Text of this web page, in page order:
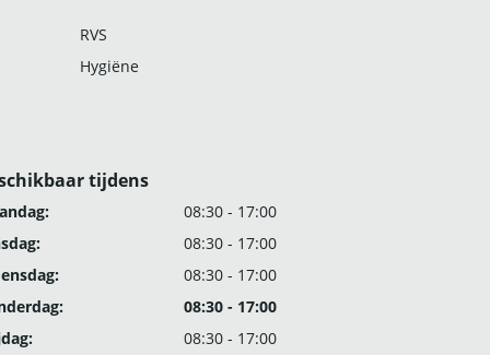
RVS
Hygiëne
tijdens
08:30 - 17:00
08:30 - 17:00
08:30 - 17:00
08:30 - 17:00
08:30 - 17:00